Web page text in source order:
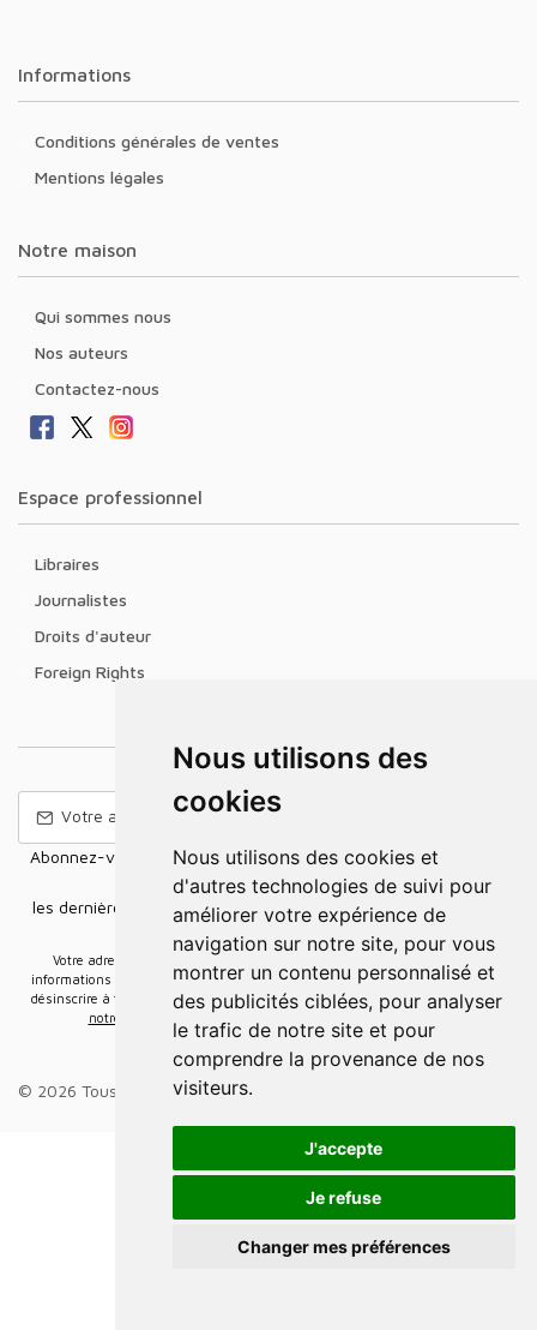
Nous utilisons des
cookies
Nous utilisons des cookies et
d'autres technologies de suivi pour
améliorer votre expérience de
navigation sur notre site, pour vous
montrer un contenu personnalisé et
des publicités ciblées, pour analyser
le trafic de notre site et pour
comprendre la provenance de nos
visiteurs.
J'accepte
Je refuse
Changer mes préférences
Informations
Conditions générales de ventes
Mentions légales
Notre maison
Qui sommes nous
Nos auteurs
Contactez-nous
Espace professionnel
Libraires
Journalistes
Droits d'auteur
Foreign Rights
Abonnez-vous à notre Newsletter pour recevoir nos nouvelles
offres,
les dernières nouvelles, des informations sur les ventes et les
promotions.
Votre adresse e-mail sera uniquement utilisée pour vous envoyer des
informations sur les actualités relatives au groupe Elidia. Vous pouvez vous
désinscrire à tout moment. Pour plus d’informations, cliquez ici Retrouvez ici
notre politique de protection de vos données personnelles
© 2026 Tous droits réservés.Groupe Elidia